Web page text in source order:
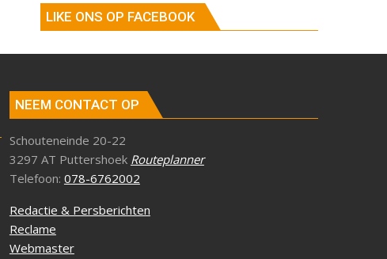
LIKE ONS OP FACEBOOK
NEEM CONTACT OP
Schouteneinde 20-22
3297 AT Puttershoek Routeplanner
Telefoon: 078-6762002
Redactie & Persberichten
Reclame
Webmaster